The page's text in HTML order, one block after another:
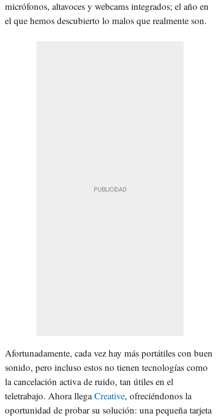
micrófonos, altavoces y webcams integrados; el año en
el que hemos descubierto lo malos que realmente son.
Afortunadamente, cada vez hay más portátiles con buen
sonido, pero incluso estos no tienen tecnologías como
la cancelación activa de ruido, tan útiles en el
teletrabajo. Ahora llegaCreative, ofreciéndonos la
oportunidad de probar su solución: una pequeña tarjeta